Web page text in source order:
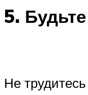
5.
Не